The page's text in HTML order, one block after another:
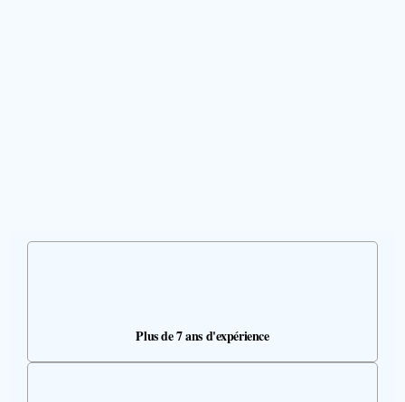
Plus de 7 ans d'expérience